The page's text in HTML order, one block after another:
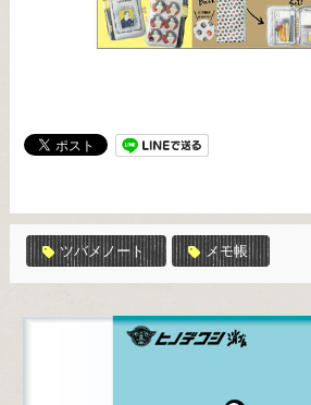
ツバメノート メモ帳